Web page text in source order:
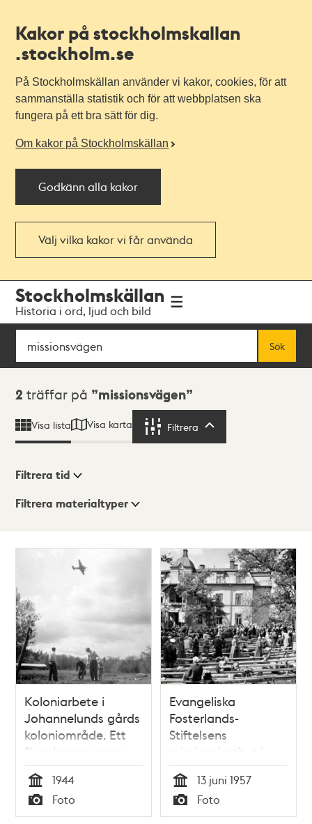
Kakor på stockholmskallan
.stockholm.se
På Stockholmskällan använder vi kakor, cookies, för att
sammanställa statistik och för att webbplatsen ska
fungera på ett bra sätt för dig.
Om kakor på Stockholmskällan
Godkänn alla kakor
Välj vilka kakor vi får använda
navigationen
huvudinnehållet
Stockholmskällan
Historia i ord, ljud och bild
Sök
Sök
Sökresultat
2 träffar på missionsvägen
Visa lista Visa karta Filtrera
Visningsläge
Filtrera tid
Filtrera materialtyper
Koloniarbete i
Johannelunds gårds
koloniområde. Ett
flygplan passerar
Tid
1944
Typ
Foto
Evangeliska
Fosterlands-
Stiftelsens
missionsinstitut i
Johannelund.
Årskonferens med
1000 deltagare,
Tid
13 juni 1957
Typ
Foto